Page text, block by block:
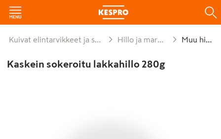
Kuivat elintarvikkeet ja säilykkeet Hillo ja marmeladi Muu hillo
Kaskein sokeroitu lakkahillo 280g